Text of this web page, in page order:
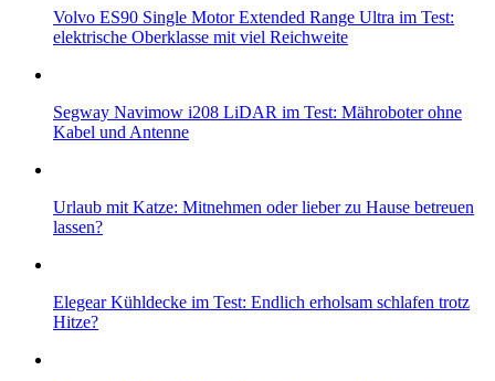
Volvo ES90 Single Motor Extended Range Ultra im Test:
elektrische Oberklasse mit viel Reichweite
Segway Navimow i208 LiDAR im Test: Mähroboter ohne
Kabel und Antenne
Urlaub mit Katze: Mitnehmen oder lieber zu Hause betreuen
lassen?
Elegear Kühldecke im Test: Endlich erholsam schlafen trotz
Hitze?